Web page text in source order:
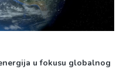
u fokusu globalnog